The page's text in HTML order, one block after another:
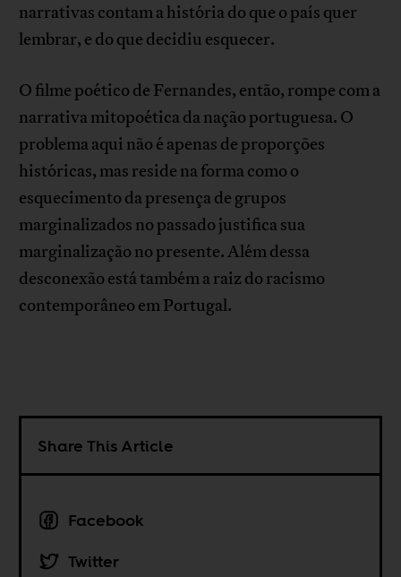
narrativas contam a história do que o país quer
lembrar, e do que decidiu esquecer.
O filme poético de Fernandes, então, rompe com a
narrativa mitopoética da nação portuguesa. O
problema aqui não é apenas de proporções
históricas, mas reside na forma como o
esquecimento da presença de grupos
marginalizados no passado justifica sua
marginalização no presente. Além dessa
desconexão está também a raiz do racismo
contemporâneo em Portugal.
Share This Article
Facebook
Twitter